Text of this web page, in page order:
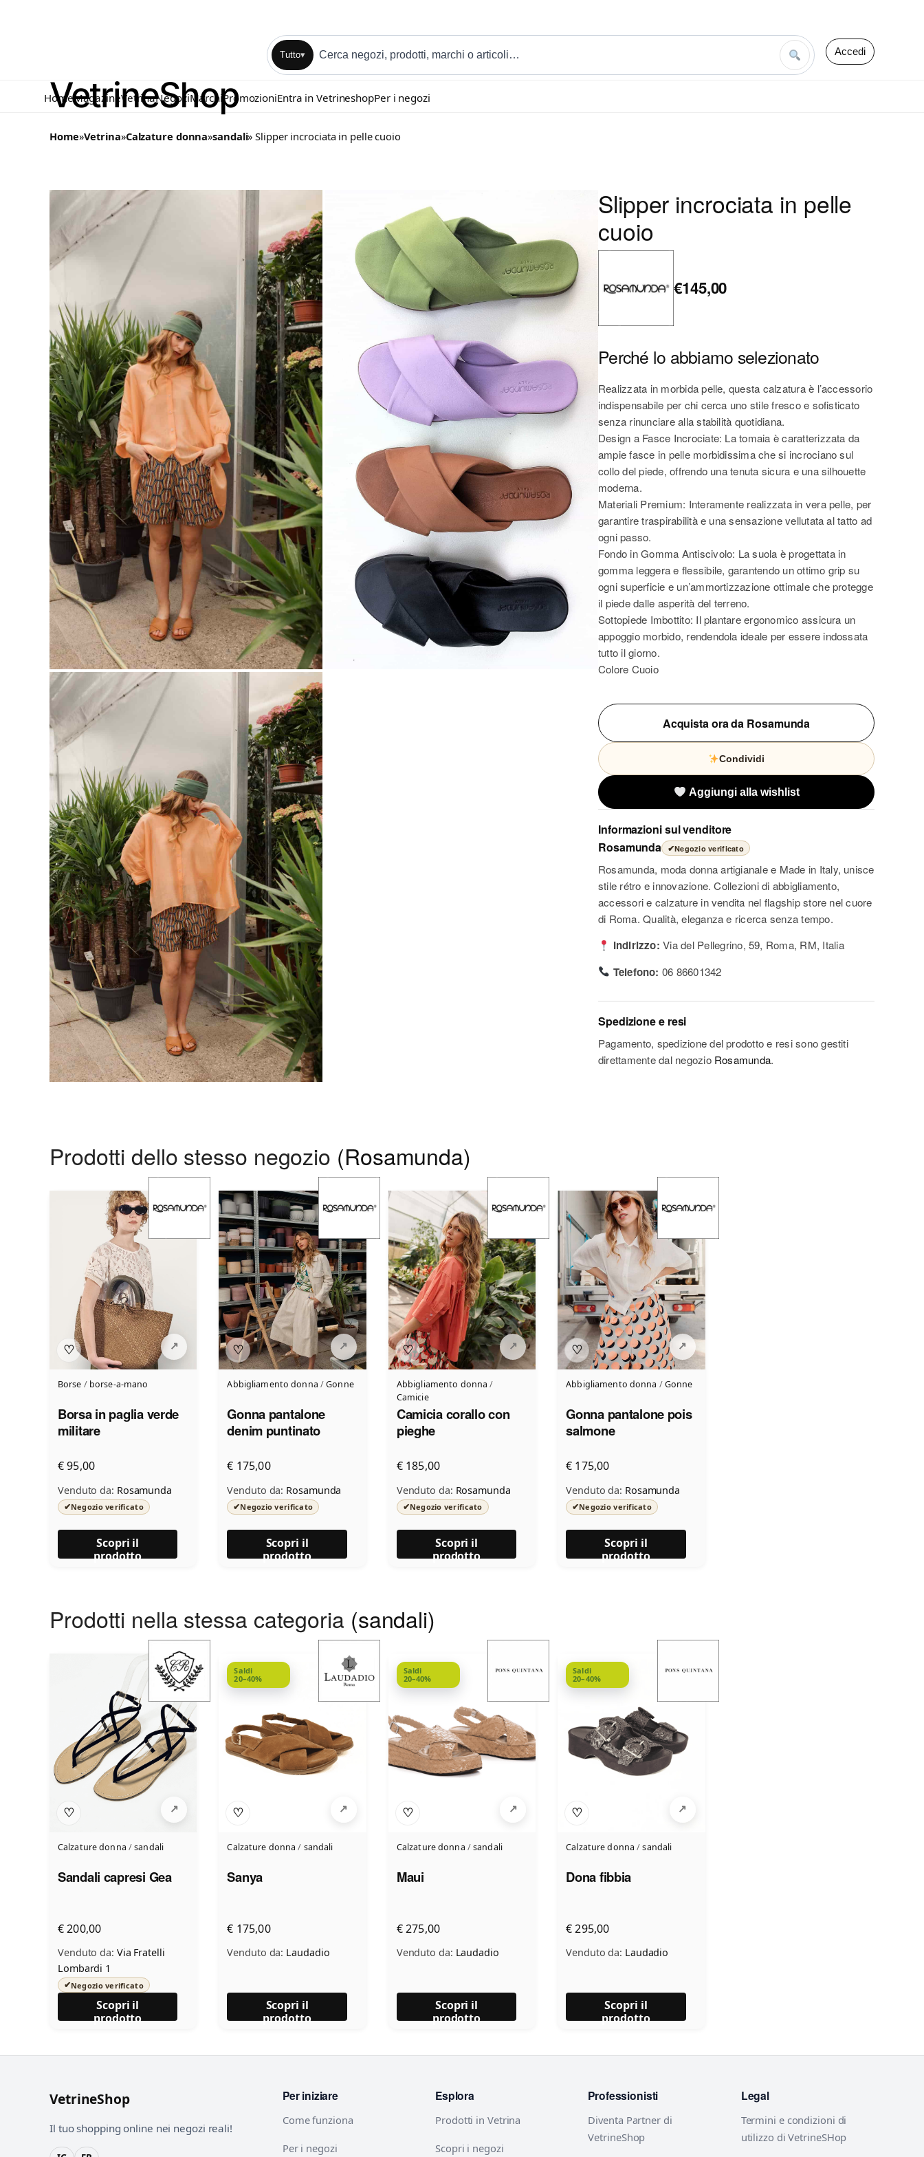
Tutto▾ Accedi
HomeMagazineVetrinaNegoziMarchi PromozioniEntra in VetrineshopPer i negozi
Home»Vetrina»Calzature donna»sandali» Slipper incrociata in pelle cuoio
Slipper incrociata in pelle
cuoio
€145,00
Perché lo abbiamo selezionato
Realizzata in morbida pelle, questa calzatura è l’accessorio
indispensabile per chi cerca uno stile fresco e sofisticato
senza rinunciare alla stabilità quotidiana.
Design a Fasce Incrociate: La tomaia è caratterizzata da
ampie fasce in pelle morbidissima che si incrociano sul
collo del piede, offrendo una tenuta sicura e una silhouette
moderna.
Materiali Premium: Interamente realizzata in vera pelle, per
garantire traspirabilità e una sensazione vellutata al tatto ad
ogni passo.
Fondo in Gomma Antiscivolo: La suola è progettata in
gomma leggera e flessibile, garantendo un ottimo grip su
ogni superficie e un’ammortizzazione ottimale che protegge
il piede dalle asperità del terreno.
Sottopiede Imbottito: Il plantare ergonomico assicura un
appoggio morbido, rendendola ideale per essere indossata
tutto il giorno.
Colore Cuoio
Acquista ora da Rosamunda
Condividi
Aggiungi alla wishlist
Informazioni sul venditore
Rosamunda ✔Negozio verificato
Rosamunda, moda donna artigianale e Made in Italy, unisce
stile rétro e innovazione. Collezioni di abbigliamento,
accessori e calzature in vendita nel flagship store nel cuore
di Roma. Qualità, eleganza e ricerca senza tempo.
Indirizzo: Via del Pellegrino, 59, Roma, RM, Italia
Telefono: 06 86601342
Spedizione e resi
Pagamento, spedizione del prodotto e resi sono gestiti
direttamente dal negozio Rosamunda.
Prodotti dello stesso negozio (Rosamunda)
♡
Borse / borse-a-mano
Borsa in paglia verde
militare
€ 95,00
Venduto da: Rosamunda
✔Negozio verificato
Scopri il
prodotto
♡
Abbigliamento donna /Gonne
Gonna pantalone
denim puntinato
€ 175,00
Venduto da: Rosamunda
✔Negozio verificato
Scopri il
prodotto
♡
Abbigliamento donna /
Camicie
Camicia corallo con
pieghe
€ 185,00
Venduto da: Rosamunda
✔Negozio verificato
Scopri il
prodotto
♡
Abbigliamento donna /Gonne
Gonna pantalone pois
salmone
€ 175,00
Venduto da: Rosamunda
✔Negozio verificato
Scopri il
prodotto
Prodotti nella stessa categoria (sandali)
♡
Calzature donna /sandali
Sandali capresi Gea
€ 200,00
Venduto da: Via Fratelli
Lombardi 1
✔Negozio verificato
Scopri il
prodotto
Saldi
20–40%
♡
Calzature donna / sandali
Sanya
€ 175,00
Venduto da: Laudadio
Scopri il
prodotto
Saldi
20–40%
♡
Calzature donna /sandali
Maui
€ 275,00
Venduto da: Laudadio
Scopri il
prodotto
Saldi
20–40%
♡
Calzature donna /sandali
Dona fibbia
€ 295,00
Venduto da: Laudadio
Scopri il
prodotto
VetrineShop
Il tuo shopping online nei negozi reali!
Per iniziare
Come funziona
Per i negozi
Esplora
Prodotti in Vetrina
Scopri i negozi
Professionisti
Diventa Partner di
VetrineShop
Legal
Termini e condizioni di
utilizzo di VetrineSHop